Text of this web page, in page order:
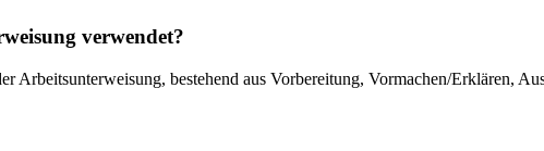
verwendet?
Arbeitsunterweisung, bestehend aus Vorbereitung, Vormachen/Erklären,